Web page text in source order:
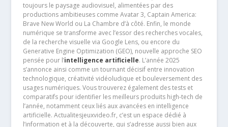
toujours le paysage audiovisuel, alimentées par des
productions ambitieuses comme Avatar 3, Captain America:
Brave New World ou La Chambre d’à côté. Enfin, le monde
numérique se transforme avec l’essor des recherches vocales,
de la recherche visuelle via Google Lens, ou encore du
Generative Engine Optimization (GEO), nouvelle approche SEO
pensée pour l’intelligence artificielle. L’année 2025
s’annonce ainsi comme un tournant décisif entre innovation
technologique, créativité vidéoludique et bouleversement des
usages numériques. Vous trouverez également des tests et
comparatifs pour identifier les meilleurs produits high-tech de
l’année, notamment ceux liés aux avancées en intelligence
artificielle. Actualitesjeuxvideo.fr, c’est un espace dédié à
l’information et à la découverte, qui s’adresse aussi bien aux